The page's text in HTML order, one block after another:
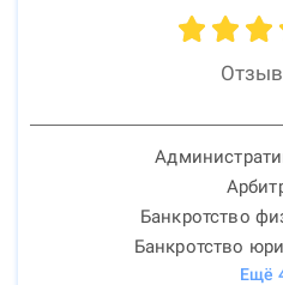
Банкротство
Банкротство
Ещё